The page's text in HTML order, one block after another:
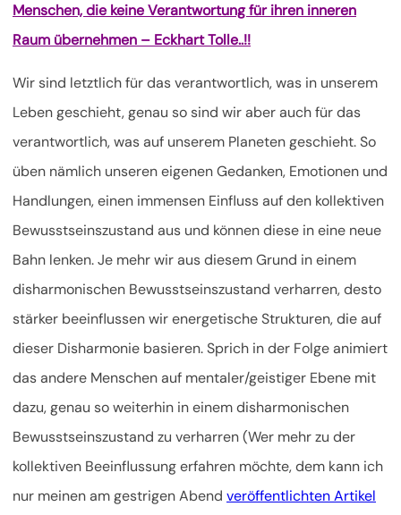
Menschen, die keine Verantwortung für ihren inneren
Raum übernehmen – Eckhart Tolle..!!
Wir sind letztlich für das verantwortlich, was in unserem
Leben geschieht, genau so sind wir aber auch für das
verantwortlich, was auf unserem Planeten geschieht. So
üben nämlich unseren eigenen Gedanken, Emotionen und
Handlungen, einen immensen Einfluss auf den kollektiven
Bewusstseinszustand aus und können diese in eine neue
Bahn lenken. Je mehr wir aus diesem Grund in einem
disharmonischen Bewusstseinszustand verharren, desto
stärker beeinflussen wir energetische Strukturen, die auf
dieser Disharmonie basieren. Sprich in der Folge animiert
das andere Menschen auf mentaler/geistiger Ebene mit
dazu, genau so weiterhin in einem disharmonischen
Bewusstseinszustand zu verharren (Wer mehr zu der
kollektiven Beeinflussung erfahren möchte, dem kann ich
nur meinen am gestrigen Abend veröffentlichten Artikel